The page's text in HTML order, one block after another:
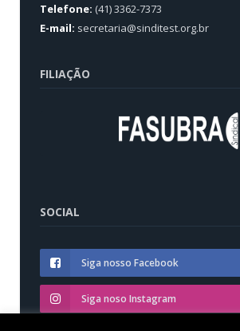
Telefone: (41) 3362-7373
E-mail: secretaria@sinditest.org.br
FILIAÇÃO
SOCIAL
Siga nosso Facebook
Siga noso Instagram